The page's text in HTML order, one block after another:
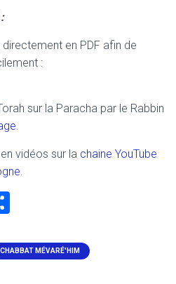
en PDF afin de
:
sur la Paracha par le Rabbin
vidéos sur la chaine YouTube
.
ta
CHABBAT MÉVARÉ'HIM